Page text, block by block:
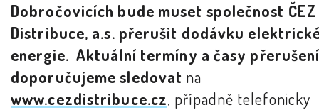
Dobročovicích bude muset společnost ČEZ
Distribuce, a.s. přerušit dodávku
energie. Aktuální termíny a časy
doporučujeme sledovat na
www.cezdistribuce.cz, případně telefonicky